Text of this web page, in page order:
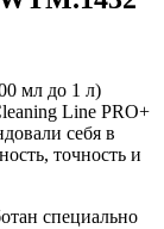
мл до 1 л)
Line PRO+
себя в
точность и
специально